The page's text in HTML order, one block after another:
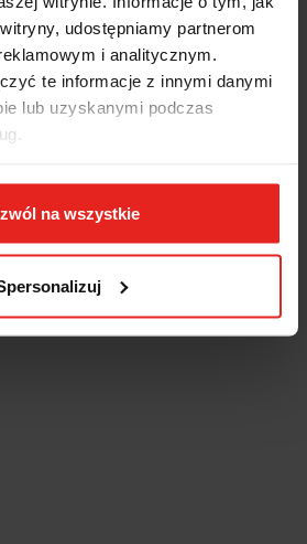
udostępniamy partnerom
i analitycznym.
te informacje z innymi danymi
lub uzyskanymi podczas
na wszystkie